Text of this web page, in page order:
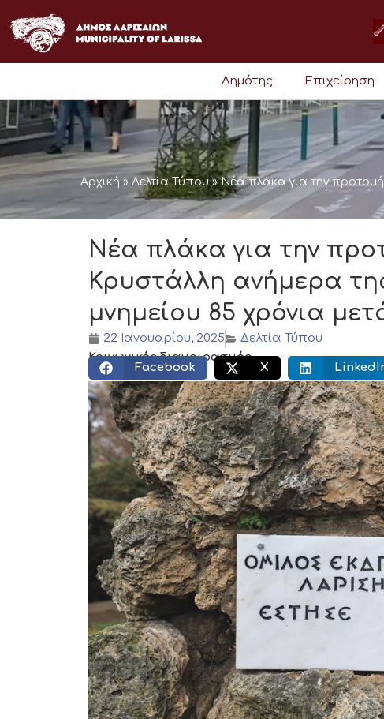
στο
περιεχόμενο
Δημότης Επιχείρηση
Αρχική » Δελτία Τύπου»Νέα πλάκα για την
Νέα πλάκα για την
Κρυστάλλη ανήμερα
μνημείου 85 χρόνια
22 Ιανουαρίου, 2025
Δελτία Τύπου
Κοινωνικός διαμοιρασμός:
Facebook X